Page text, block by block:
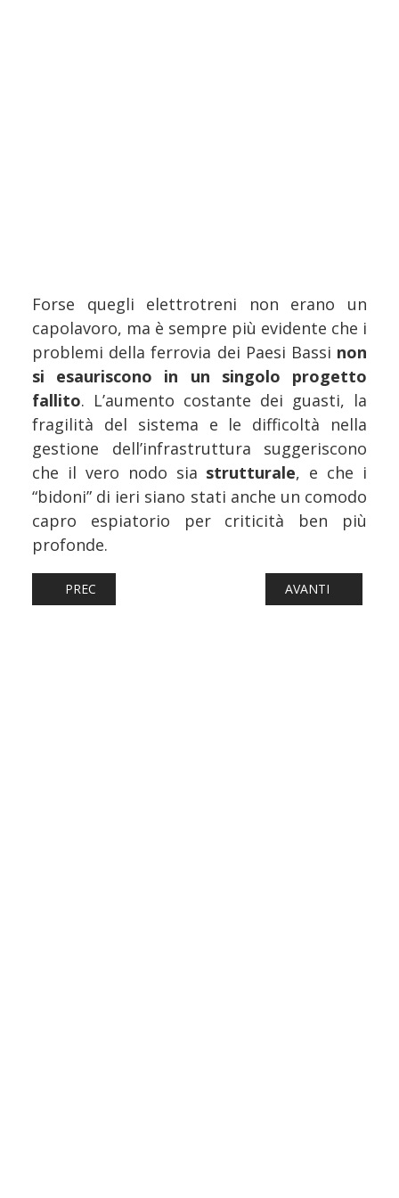
Forse quegli elettrotreni non erano un
capolavoro, ma è sempre più evidente che i
problemi della ferrovia dei Paesi Bassi non
si esauriscono in un singolo progetto
fallito. L’aumento costante dei guasti, la
fragilità del sistema e le difficoltà nella
gestione dell’infrastruttura suggeriscono
che il vero nodo sia strutturale, e che i
“bidoni” di ieri siano stati anche un comodo
capro espiatorio per criticità ben più
profonde.
ARTICOLO PRECEDENTE: FERROVIE: CRONACA DI UNA
PREC ARTICOLO
AVANTI